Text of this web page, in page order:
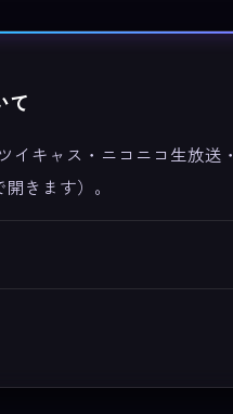
て
イキャス・ニコニコ生放送
きます）。